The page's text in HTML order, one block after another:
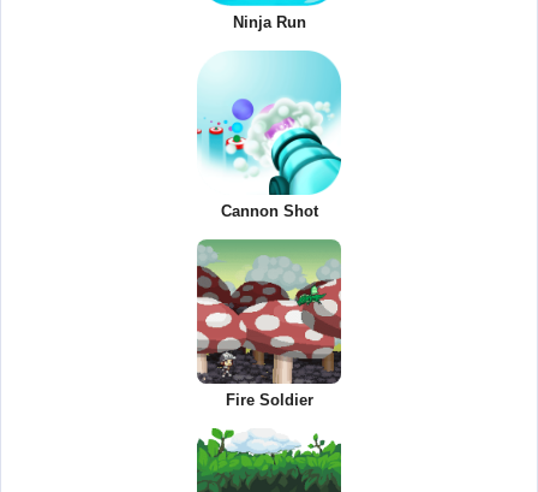
Ninja Run
Cannon Shot
Fire Soldier